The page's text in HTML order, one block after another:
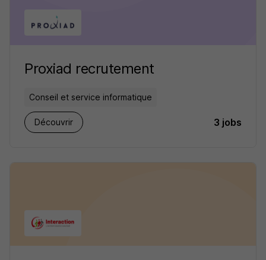
Proxiad recrutement
Conseil et service informatique
Découvrir 3 jobs